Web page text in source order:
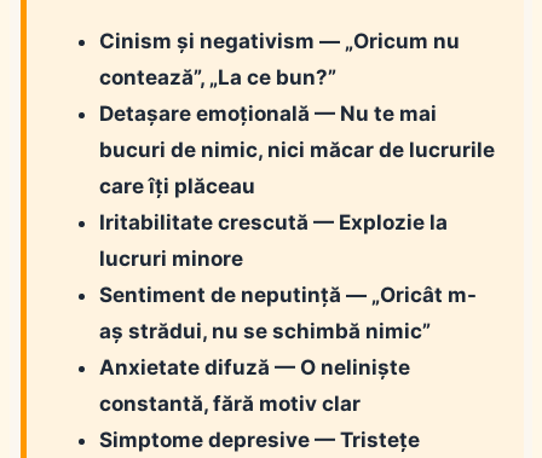
Cinism și negativism — „Oricum nu
contează”, „La ce bun?”
Detașare emoțională — Nu te mai
bucuri de nimic, nici măcar de lucrurile
care îți plăceau
Iritabilitate crescută — Explozie la
lucruri minore
Sentiment de neputință — „Oricât m-
aș strădui, nu se schimbă nimic”
Anxietate difuză — O neliniște
constantă, fără motiv clar
Simptome depresive — Tristețe